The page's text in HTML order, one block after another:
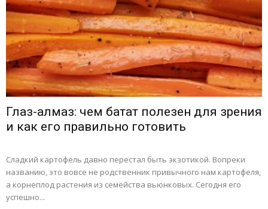
Глаз-алмаз: чем батат полезен для зрения
и как его правильно готовить
Сладкий картофель давно перестал быть экзотикой. Вопреки
названию, это вовсе не родственник привычного нам картофеля,
а корнеплод растения из семейства вьюнковых. Сегодня его
успешно...